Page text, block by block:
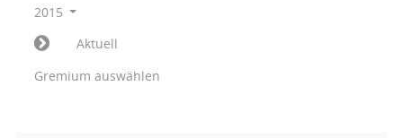
2015
Aktuell
Gremium auswählen